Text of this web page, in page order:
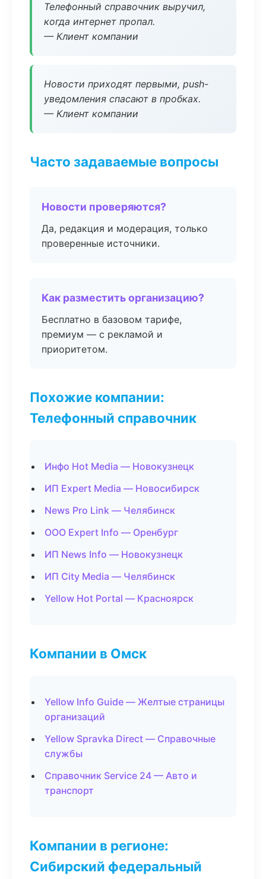
Телефонный справочник выручил,
когда интернет пропал.
— Клиент компании
Новости приходят первыми, push-
уведомления спасают в пробках.
— Клиент компании
Часто задаваемые вопросы
Новости проверяются?
Да, редакция и модерация, только
проверенные источники.
Как разместить организацию?
Бесплатно в базовом тарифе,
премиум — с рекламой и
приоритетом.
Похожие компании:
Телефонный справочник
Инфо Hot Media — Новокузнецк
ИП Expert Media — Новосибирск
News Pro Link — Челябинск
ООО Expert Info — Оренбург
ИП News Info — Новокузнецк
ИП City Media — Челябинск
Yellow Hot Portal — Красноярск
Компании в Омск
Yellow Info Guide — Желтые страницы
организаций
Yellow Spravka Direct — Справочные
службы
Справочник Service 24 — Авто и
транспорт
Компании в регионе:
Сибирский федеральный